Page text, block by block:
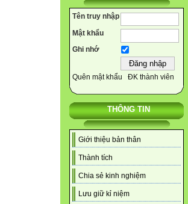
Tên truy nhập
Mật khẩu
Ghi nhớ
Quên mật khẩu ĐK thành viên
THÔNG TIN
Giới thiệu bản thân
Thành tích
Chia sẻ kinh nghiệm
Lưu giữ kỉ niệm